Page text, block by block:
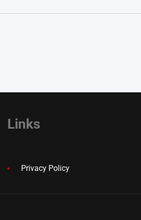
Links
Privacy Policy